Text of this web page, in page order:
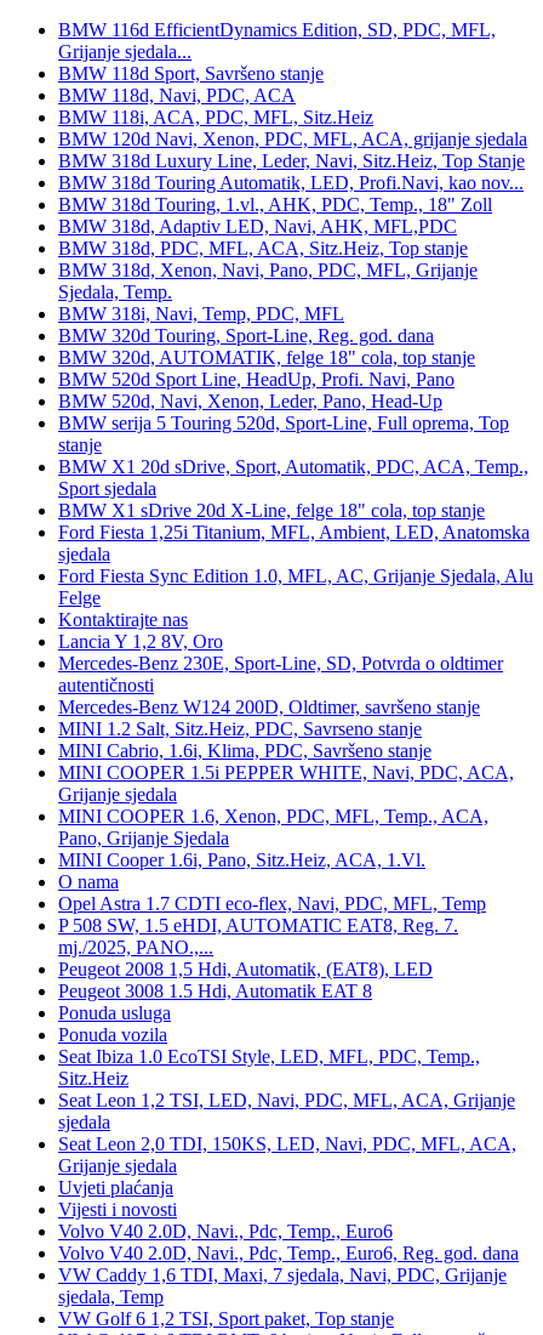
BMW 116d EfficientDynamics Edition, SD, PDC, MFL,
Grijanje sjedala...
BMW 118d Sport, Savršeno stanje
BMW 118d, Navi, PDC, ACA
BMW 118i, ACA, PDC, MFL, Sitz.Heiz
BMW 120d Navi, Xenon, PDC, MFL, ACA, grijanje sjedala
BMW 318d Luxury Line, Leder, Navi, Sitz.Heiz, Top Stanje
BMW 318d Touring Automatik, LED, Profi.Navi, kao nov...
BMW 318d Touring, 1.vl., AHK, PDC, Temp., 18" Zoll
BMW 318d, Adaptiv LED, Navi, AHK, MFL,PDC
BMW 318d, PDC, MFL, ACA, Sitz.Heiz, Top stanje
BMW 318d, Xenon, Navi, Pano, PDC, MFL, Grijanje
Sjedala, Temp.
BMW 318i, Navi, Temp, PDC, MFL
BMW 320d Touring, Sport-Line, Reg. god. dana
BMW 320d, AUTOMATIK, felge 18" cola, top stanje
BMW 520d Sport Line, HeadUp, Profi. Navi, Pano
BMW 520d, Navi, Xenon, Leder, Pano, Head-Up
BMW serija 5 Touring 520d, Sport-Line, Full oprema, Top
stanje
BMW X1 20d sDrive, Sport, Automatik, PDC, ACA, Temp.,
Sport sjedala
BMW X1 sDrive 20d X-Line, felge 18" cola, top stanje
Ford Fiesta 1,25i Titanium, MFL, Ambient, LED, Anatomska
sjedala
Ford Fiesta Sync Edition 1.0, MFL, AC, Grijanje Sjedala, Alu
Felge
Kontaktirajte nas
Lancia Y 1,2 8V, Oro
Mercedes-Benz 230E, Sport-Line, SD, Potvrda o oldtimer
autentičnosti
Mercedes-Benz W124 200D, Oldtimer, savršeno stanje
MINI 1.2 Salt, Sitz.Heiz, PDC, Savrseno stanje
MINI Cabrio, 1.6i, Klima, PDC, Savršeno stanje
MINI COOPER 1.5i PEPPER WHITE, Navi, PDC, ACA,
Grijanje sjedala
MINI COOPER 1.6, Xenon, PDC, MFL, Temp., ACA,
Pano, Grijanje Sjedala
MINI Cooper 1.6i, Pano, Sitz.Heiz, ACA, 1.Vl.
O nama
Opel Astra 1.7 CDTI eco-flex, Navi, PDC, MFL, Temp
P 508 SW, 1.5 eHDI, AUTOMATIC EAT8, Reg. 7.
mj./2025, PANO.,...
Peugeot 2008 1,5 Hdi, Automatik, (EAT8), LED
Peugeot 3008 1.5 Hdi, Automatik EAT 8
Ponuda usluga
Ponuda vozila
Seat Ibiza 1.0 EcoTSI Style, LED, MFL, PDC, Temp.,
Sitz.Heiz
Seat Leon 1,2 TSI, LED, Navi, PDC, MFL, ACA, Grijanje
sjedala
Seat Leon 2,0 TDI, 150KS, LED, Navi, PDC, MFL, ACA,
Grijanje sjedala
Uvjeti plaćanja
Vijesti i novosti
Volvo V40 2.0D, Navi., Pdc, Temp., Euro6
Volvo V40 2.0D, Navi., Pdc, Temp., Euro6, Reg. god. dana
VW Caddy 1,6 TDI, Maxi, 7 sjedala, Navi, PDC, Grijanje
sjedala, Temp
VW Golf 6 1,2 TSI, Sport paket, Top stanje